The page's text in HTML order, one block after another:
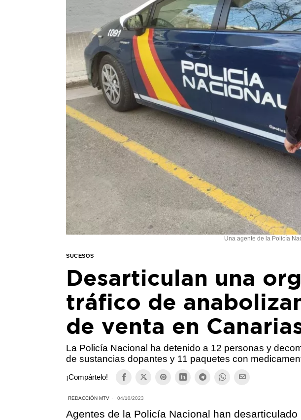
Una agente de la Policía
SUCESOS
Desarticulan una
tráfico de
de venta en
La Policía Nacional ha detenido a 12 personas y
de sustancias dopantes y 11 paquetes con
¡Compártelo!
REDACCIÓN MTV 04/10/2023
Agentes de la Policía Nacional han